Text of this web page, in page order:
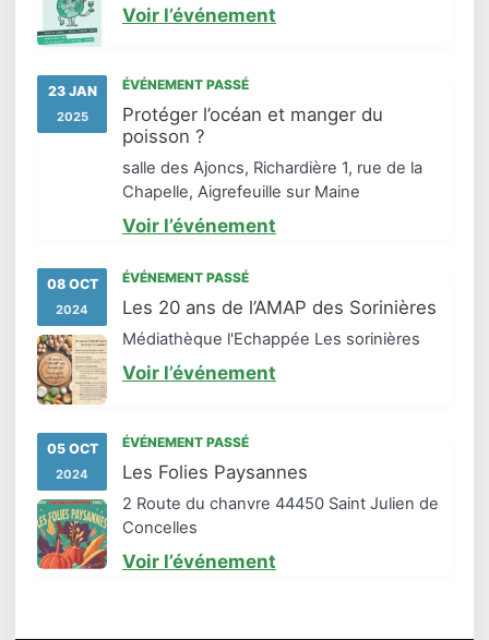
Voir l’événement
23 JAN
2025
ÉVÉNEMENT PASSÉ
Protéger l’océan et manger du
poisson ?
salle des Ajoncs, Richardière 1, rue de la
Chapelle, Aigrefeuille sur Maine
Voir l’événement
08 OCT
2024
ÉVÉNEMENT PASSÉ
Les 20 ans de l’AMAP des Sorinières
Médiathèque l'Echappée Les sorinières
Voir l’événement
05 OCT
2024
ÉVÉNEMENT PASSÉ
Les Folies Paysannes
2 Route du chanvre 44450 Saint Julien de
Concelles
Voir l’événement